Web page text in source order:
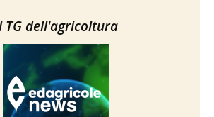
TG dell'agricoltura